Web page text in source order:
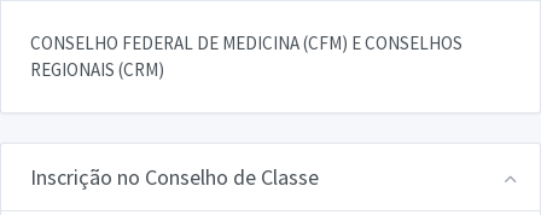
CONSELHO FEDERAL DE MEDICINA (CFM) E CONSELHOS
REGIONAIS (CRM)
Inscrição no Conselho de Classe